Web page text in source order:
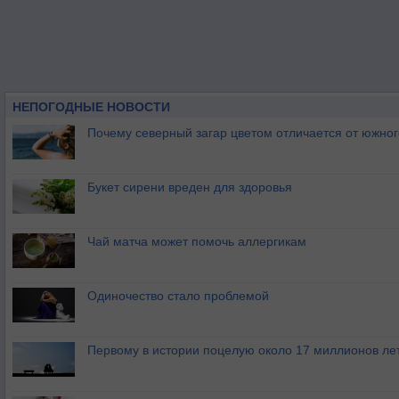
НЕПОГОДНЫЕ НОВОСТИ
Почему северный загар цветом отличается от
Букет сирени вреден для здоровья
Чай матча может помочь аллергикам
Одиночество стало проблемой
Первому в истории поцелую около 17 миллионов